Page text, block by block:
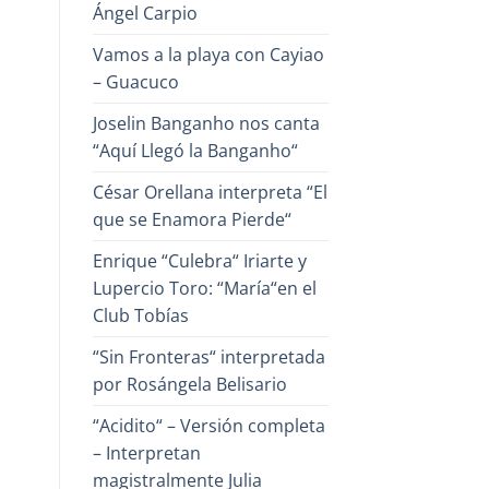
Ángel Carpio
Vamos a la playa con Cayiao
– Guacuco
Joselin Banganho nos canta
“Aquí Llegó la Banganho“
César Orellana interpreta “El
que se Enamora Pierde“
Enrique “Culebra“ Iriarte y
Lupercio Toro: “María“en el
Club Tobías
“Sin Fronteras“ interpretada
por Rosángela Belisario
“Acidito“ – Versión completa
– Interpretan
magistralmente Julia